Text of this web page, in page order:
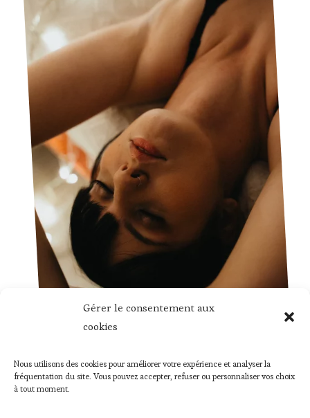
Gérer le consentement aux
cookies
Nous utilisons des cookies pour améliorer votre expérience et analyser la
fréquentation du site. Vous pouvez accepter, refuser ou personnaliser vos choix
à tout moment.
Shooting photo boudoir en Provence